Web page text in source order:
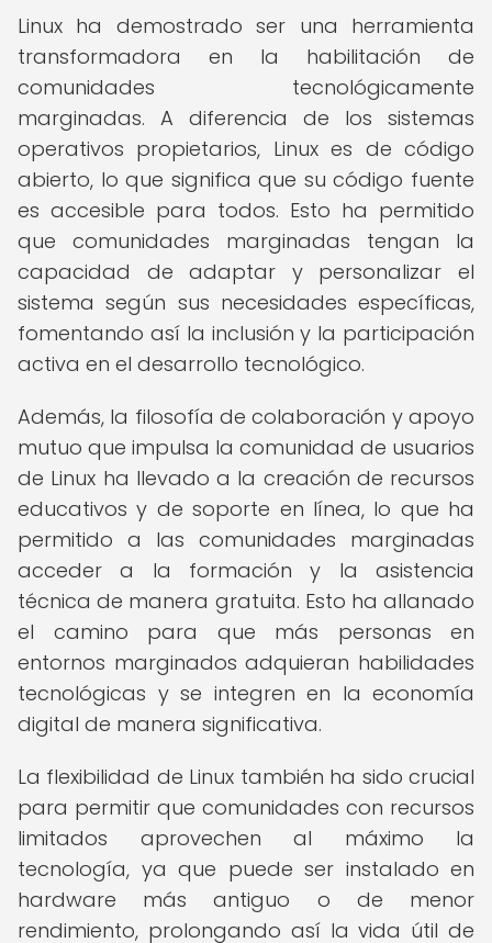
Linux ha demostrado ser una herramienta
transformadora en la habilitación de
comunidades tecnológicamente
marginadas. A diferencia de los sistemas
operativos propietarios, Linux es de código
abierto, lo que significa que su código fuente
es accesible para todos. Esto ha permitido
que comunidades marginadas tengan la
capacidad de adaptar y personalizar el
sistema según sus necesidades específicas,
fomentando así la inclusión y la participación
activa en el desarrollo tecnológico.
Además, la filosofía de colaboración y apoyo
mutuo que impulsa la comunidad de usuarios
de Linux ha llevado a la creación de recursos
educativos y de soporte en línea, lo que ha
permitido a las comunidades marginadas
acceder a la formación y la asistencia
técnica de manera gratuita. Esto ha allanado
el camino para que más personas en
entornos marginados adquieran habilidades
tecnológicas y se integren en la economía
digital de manera significativa.
La flexibilidad de Linux también ha sido crucial
para permitir que comunidades con recursos
limitados aprovechen al máximo la
tecnología, ya que puede ser instalado en
hardware más antiguo o de menor
rendimiento, prolongando así la vida útil de